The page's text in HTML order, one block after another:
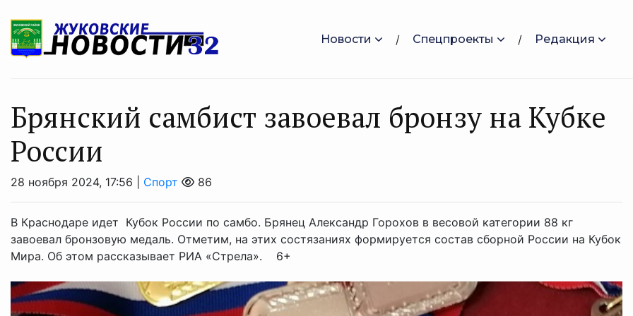
Новости Спецпроекты Редакция
Брянский самбист завоевал бронзу на Кубке
России
28 ноября 2024, 17:56 | Спорт 86
В Краснодаре идет Кубок России по самбо. Брянец Александр Горохов в весовой категории 88 кг
завоевал бронзовую медаль. Отметим, на этих состязаниях формируется состав сборной России на Кубок
Мира. Об этом рассказывает РИА «Стрела». 6+